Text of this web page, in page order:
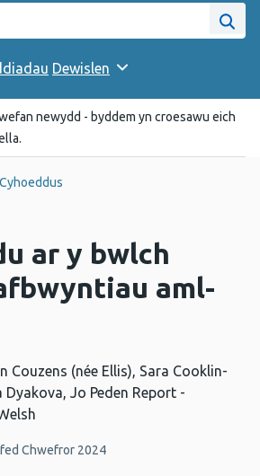
Cyhoeddus Cymru
Dewislen
newydd - byddem yn croesawu eich
ar y bwlch
aml-
Couzens (née Ellis), Sara Cooklin-
Jo Peden Report -
Chwefror 2024